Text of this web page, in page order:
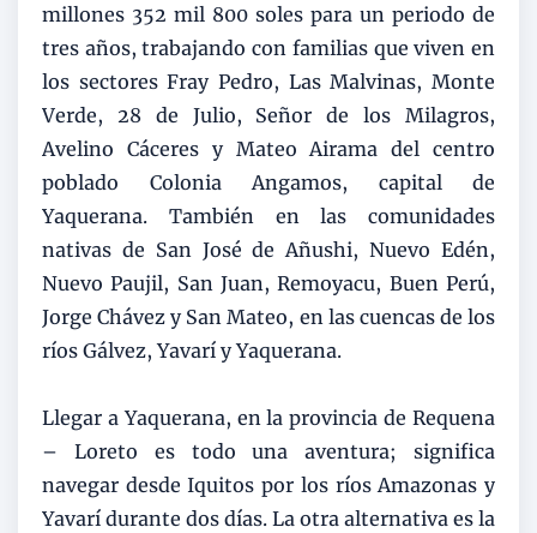
millones 352 mil 800 soles para un periodo de
tres años, trabajando con familias que viven en
los sectores Fray Pedro, Las Malvinas, Monte
Verde, 28 de Julio, Señor de los Milagros,
Avelino Cáceres y Mateo Airama del centro
poblado Colonia Angamos, capital de
Yaquerana. También en las comunidades
nativas de San José de Añushi, Nuevo Edén,
Nuevo Paujil, San Juan, Remoyacu, Buen Perú,
Jorge Chávez y San Mateo, en las cuencas de los
ríos Gálvez, Yavarí y Yaquerana.
Llegar a Yaquerana, en la provincia de Requena
– Loreto es todo una aventura; significa
navegar desde Iquitos por los ríos Amazonas y
Yavarí durante dos días. La otra alternativa es la